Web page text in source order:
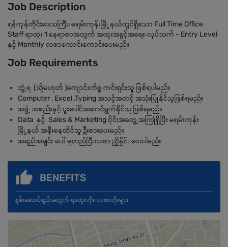
Job Description
ရန်ကုန်တိုင်းဒေသကြီး၊ မရမ်းကုန်းမြို့နယ်တွင်ရှိသော Full Time Office
Staff ရာထူး 1 နေရာစာအတွက် အထူးအခွင့်အရေး၊ လုပ်သက် - Entry Level
နှင့် Monthly လစာကောင်းကောင်းပေးမည်။
Job Requirements
ဘွဲ့ရ (သို့မဟုတ် )ကျောင်းကိစ္စ ကင်းရှင်းသူ ဖြစ်ရပါမည်။
Computer , Excel ,Typing အသင့်အတင့် အသုံးပြုနိုင်သူဖြစ်ရမည်။
အဖွဲ့ အစည်းနှင့် ပူးပေါင်းဆောင်ရွက်နိုင်သူ ဖြစ်ရမည်။
Data နှင့် Sales & Marketing ပိုင်းအတွေ့အကြုံရှိပြီး မရမ်းကုန်း
မြို့နယ် အနီးနေထိုင်သူ ဦးစားပေးမည်။
အရည်အချင်း ပေါ် မူတည်ပြီးလစာ ညှိနှိုင်း ပေးပါမည်။
BENEFITS
စွမ်းဆောင်ရည်အတွက် ရာထူးတိုး၊ လစာတိုးများ